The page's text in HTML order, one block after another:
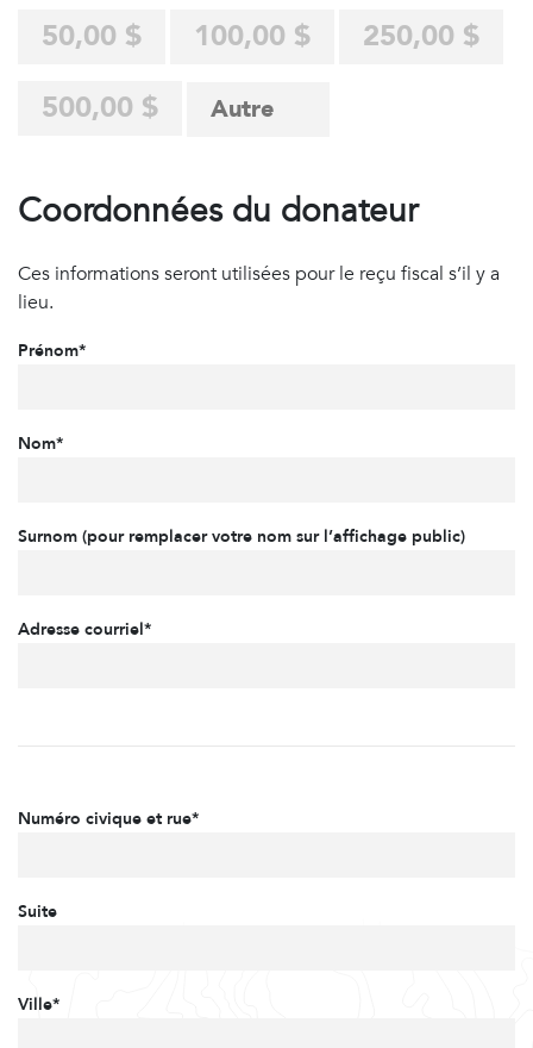
50,00 $ 100,00 $
250,00 $
500,00 $
Coordonnées du donateur
Ces informations seront utilisées pour le reçu fiscal s’il y a
lieu.
Prénom*
Nom*
Surnom (pour remplacer votre nom sur l’affichage public)
Adresse courriel*
Numéro civique et rue*
Suite
Ville*